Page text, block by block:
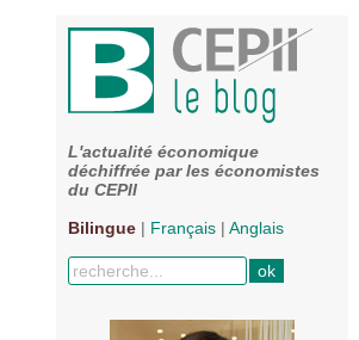
L'actualité économique
déchiffrée par les économistes
du CEPII
Bilingue | Français | Anglais